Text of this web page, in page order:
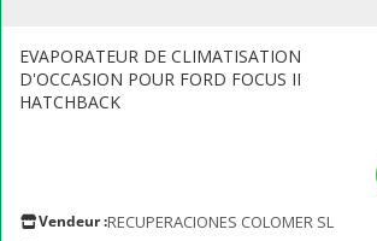
EVAPORATEUR DE CLIMATISATION
D'OCCASION POUR FORD FOCUS II
HATCHBACK
Vendeur :RECUPERACIONES COLOMER SL